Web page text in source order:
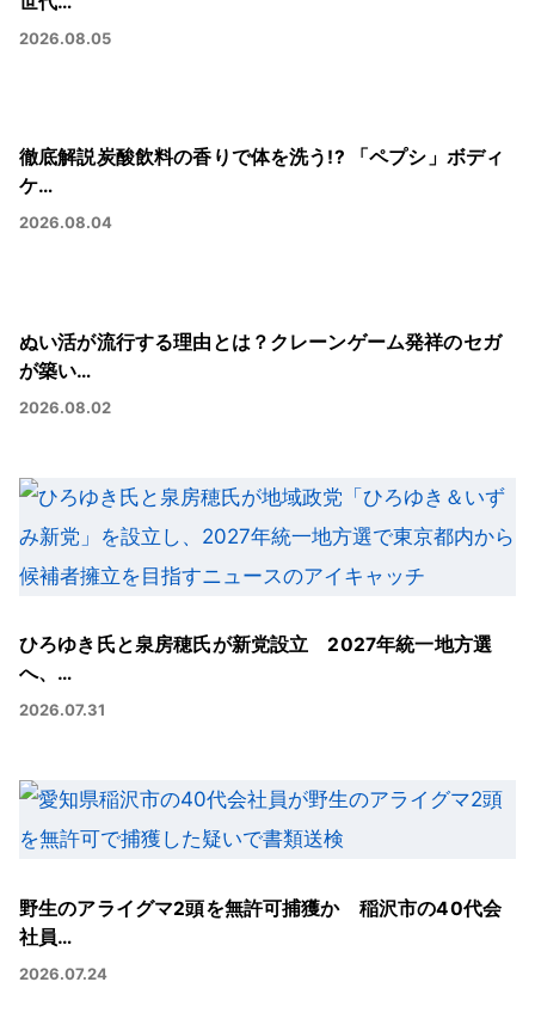
2026.08.05
徹底解説炭酸飲料の香りで体を洗う!? 「ペプシ」ボディ
ケ…
2026.08.04
ぬい活が流行する理由とは？クレーンゲーム発祥のセガ
が築い…
2026.08.02
ひろゆき氏と泉房穂氏が新党設立 2027年統一地方選
へ、…
2026.07.31
野生のアライグマ2頭を無許可捕獲か 稲沢市の40代会
社員…
2026.07.24